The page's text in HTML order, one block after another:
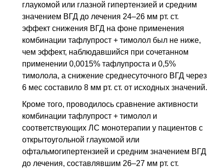
глаукомой или глазной гипертензией и средним
значением ВГД до лечения 24–26 мм рт. ст.
эффект снижения ВГД на фоне применения
комбинации тафлупрост + тимолол был не ниже,
чем эффект, наблюдавшийся при сочетанном
применении 0,0015% тафлупроста и 0,5%
тимолола, а снижение среднесуточного ВГД через
6 мес составило 8 мм рт. ст. от исходных значений.
Кроме того, проводилось сравнение активности
комбинации тафлупрост + тимолол и
соответствующих ЛС монотерапии у пациентов с
открытоугольной глаукомой или
офтальмогипертензией и средним значением ВГД
до лечения, составлявшим 26–27 мм рт. ст.